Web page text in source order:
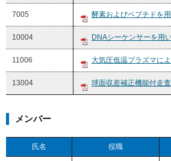
7005 酵素およびペプチドを
10004 DNAシーケンサーを用
11006 大気圧低温プラズマに
13004 球面収差補正機能付走
メンバー
氏名 役職